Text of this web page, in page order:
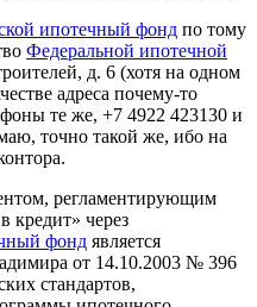
ипотечный фонд по тому
Федеральной ипотечной
д. 6 (хотя на одном
адреса почему-то
те же, +7 4922 423130 и
точно такой же, ибо на
регламентирующим
кредит» через
фонд является
от 14.10.2003 № 396
стандартов,